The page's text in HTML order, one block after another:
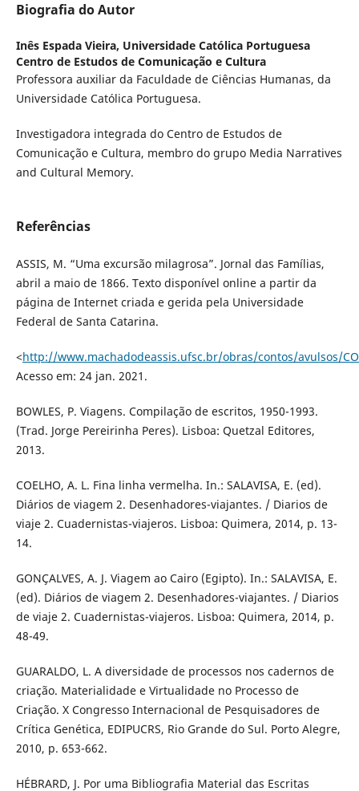
Biografia do Autor
Inês Espada Vieira, Universidade Católica Portuguesa
Centro de Estudos de Comunicação e Cultura
Professora auxiliar da Faculdade de Ciências Humanas, da
Universidade Católica Portuguesa.
Investigadora integrada do Centro de Estudos de
Comunicação e Cultura, membro do grupo Media Narratives
and Cultural Memory.
Referências
ASSIS, M. “Uma excursão milagrosa”. Jornal das Famílias,
abril a maio de 1866. Texto disponível online a partir da
página de Internet criada e gerida pela Universidade
Federal de Santa Catarina.
<http://www.machadodeassis.ufsc.br/obras/contos/avulsos/
Acesso em: 24 jan. 2021.
BOWLES, P. Viagens. Compilação de escritos, 1950-1993.
(Trad. Jorge Pereirinha Peres). Lisboa: Quetzal Editores,
2013.
COELHO, A. L. Fina linha vermelha. In.: SALAVISA, E. (ed).
Diários de viagem 2. Desenhadores-viajantes. / Diarios de
viaje 2. Cuadernistas-viajeros. Lisboa: Quimera, 2014, p. 13-
14.
GONÇALVES, A. J. Viagem ao Cairo (Egipto). In.: SALAVISA, E.
(ed). Diários de viagem 2. Desenhadores-viajantes. / Diarios
de viaje 2. Cuadernistas-viajeros. Lisboa: Quimera, 2014, p.
48-49.
GUARALDO, L. A diversidade de processos nos cadernos de
criação. Materialidade e Virtualidade no Processo de
Criação. X Congresso Internacional de Pesquisadores de
Crítica Genética, EDIPUCRS, Rio Grande do Sul. Porto Alegre,
2010, p. 653-662.
HÉBRARD, J. Por uma Bibliografia Material das Escritas